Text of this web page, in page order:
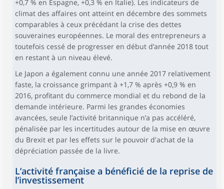
+0,7 % en Espagne, +0,3 % en Italie). Les indicateurs de
climat des affaires ont atteint en décembre des sommets
comparables à ceux précédant la crise des dettes
souveraines européennes. Le moral des entrepreneurs a
toutefois cessé de progresser en début d’année 2018 tout
en restant à un niveau élevé.
Le Japon a également connu une année 2017 relativement
faste, la croissance grimpant à +1,7 % après +0,9 % en
2016, profitant du commerce mondial et du rebond de la
demande intérieure. Parmi les grandes économies
avancées, seule l’activité britannique n’a pas accéléré,
pénalisée par les incertitudes autour de la mise en œuvre
du Brexit et par les effets sur le pouvoir d'achat de la
dépréciation passée de la livre.
L’activité française a bénéficié de la reprise de
l’investissement